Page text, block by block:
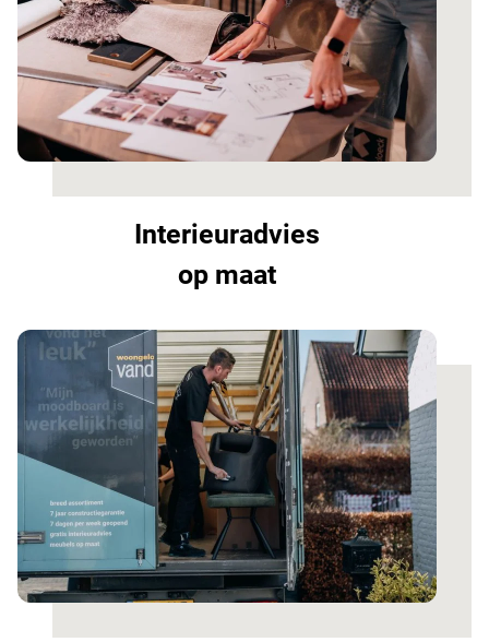
Interieuradvies
op maat